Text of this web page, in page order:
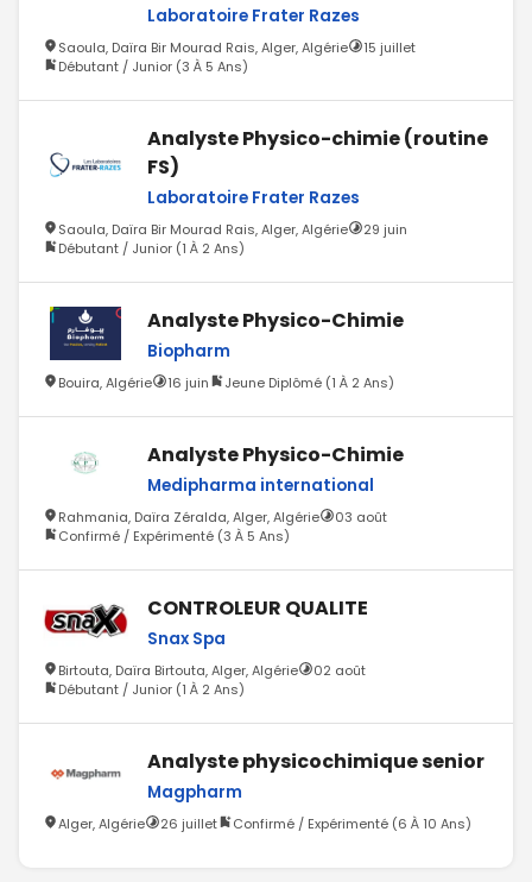
Laboratoire Frater Razes
Saoula, Daïra Bir Mourad Rais, Alger, Algérie
15 juillet
Débutant / Junior (3 À 5 Ans)
Analyste Physico-chimie (routine
FS)
Laboratoire Frater Razes
Saoula, Daïra Bir Mourad Rais, Alger, Algérie
29 juin
Débutant / Junior (1 À 2 Ans)
Analyste Physico-Chimie
Biopharm
Bouira, Algérie 16 juin Jeune Diplômé (1 À 2 Ans)
Analyste Physico-Chimie
Medipharma international
Rahmania, Daïra Zéralda, Alger, Algérie
03 août
Confirmé / Expérimenté (3 À 5 Ans)
CONTROLEUR QUALITE
Snax Spa
Birtouta, Daïra Birtouta, Alger, Algérie
02 août
Débutant / Junior (1 À 2 Ans)
Analyste physicochimique senior
Magpharm
Alger, Algérie 26 juillet Confirmé / Expérimenté (6 À 10 Ans)